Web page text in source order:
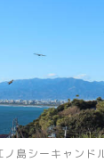
ノ島シーキャンド